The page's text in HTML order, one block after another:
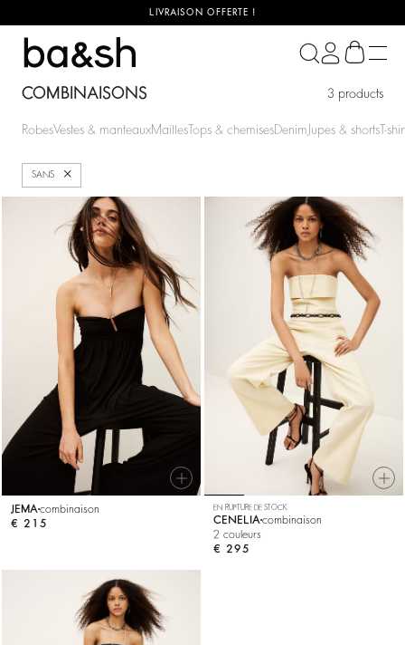
LIVRAISON OFFERTE !
ba&sh
COMBINAISONS 3 products
RobesVestes & manteauxMailles Tops & chemises Denim Jupes & shorts T-
SANS Fermer
JEMA combinaison
€ 215
EN RUPTURE DE STOCK
CENELIA combinaison
2 couleurs
€ 295